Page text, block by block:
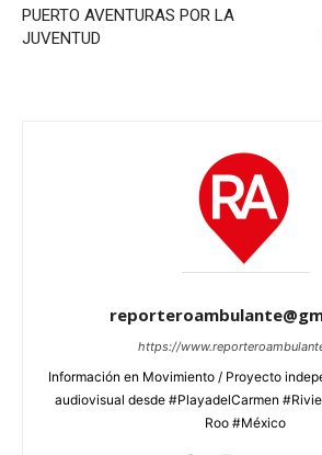
PUERTO AVENTURAS POR LA
JUVENTUD
https://
Información en Movimiento / Proyecto
audiovisual desde #PlayadelCarmen
Roo #México